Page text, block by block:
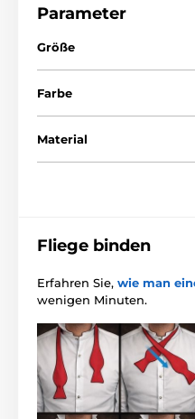
Parameter
Größe
Farbe
Material
Fliege binden
Erfahren Sie, wie man
wenigen Minuten.